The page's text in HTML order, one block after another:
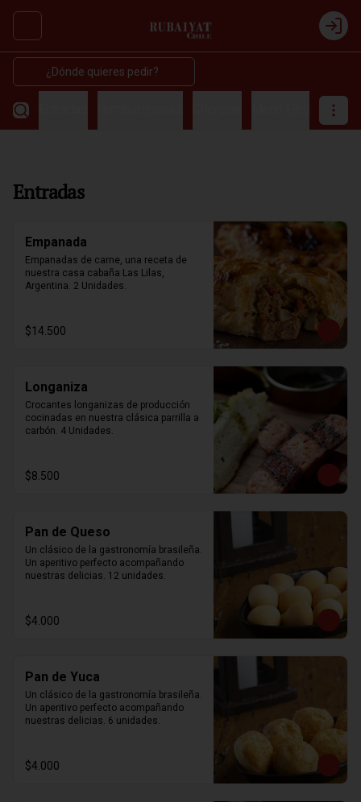
Abrir menu de navegación Login
¿Dónde quieres pedir?
Menú Ejecutivos
Entradas
Empanada
Empanadas de carne, una receta de
nuestra casa cabaña Las Lilas,
Argentina. 2 Unidades.
$14.500
Longaniza
Crocantes longanizas de producción
cocinadas en nuestra clásica parrilla a
carbón. 4 Unidades.
$8.500
Pan de Queso
Un clásico de la gastronomía brasileña.
Un aperitivo perfecto acompañando
nuestras delicias. 12 unidades.
$4.000
Pan de Yuca
Un clásico de la gastronomía brasileña.
Un aperitivo perfecto acompañando
nuestras delicias. 6 unidades.
$4.000